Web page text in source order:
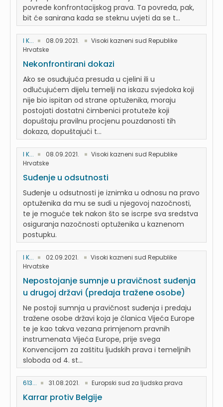
povrede konfrontacijskog prava. Ta povreda, pak,
bit će sanirana kada se steknu uvjeti da se t...
I K... 08.09.2021.
Visoki kazneni sud Republike
Hrvatske
Nekonfrontirani dokazi
Ako se osuđujuća presuda u cjelini ili u
odlučujućem dijelu temelji na iskazu svjedoka koji
nije bio ispitan od strane optuženika, moraju
postojati dostatni čimbenici protuteže koji
dopuštaju pravilnu procjenu pouzdanosti tih
dokaza, dopuštajući t...
I K... 08.09.2021.
Visoki kazneni sud Republike
Hrvatske
Suđenje u odsutnosti
Suđenje u odsutnosti je iznimka u odnosu na pravo
optuženika da mu se sudi u njegovoj nazočnosti,
te je moguće tek nakon što se iscrpe sva sredstva
osiguranja nazočnosti optuženika u kaznenom
postupku.
I K... 02.09.2021.
Visoki kazneni sud Republike
Hrvatske
Nepostojanje sumnje u pravičnost suđenja
u drugoj državi (predaja tražene osobe)
Ne postoji sumnja u pravičnost suđenja i predaju
tražene osobe državi koja je članica Vijeća Europe
te je kao takva vezana primjenom pravnih
instrumenata Vijeća Europe, prije svega
Konvencijom za zaštitu ljudskih prava i temeljnih
sloboda od 4. st...
613... 31.08.2021. Europski sud za ljudska prava
Karrar protiv Belgije